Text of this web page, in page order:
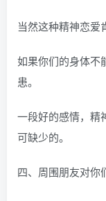
当然这种精神恋爱
如果你们的身体不
患。
一段好的感情，精
可缺少的。
四、周围朋友对你